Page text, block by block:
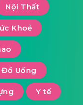
Nội Thất
Khoẻ
Uống
Y tế